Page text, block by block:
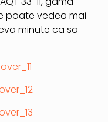
poate vedea mai
minute ca sa